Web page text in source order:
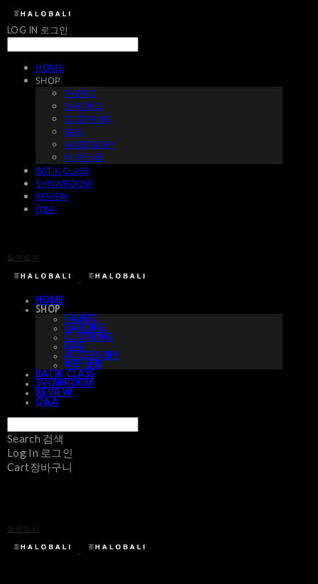
LOG IN 로그인
HOME
SHOP
FABRIC
SARONG
CLOTHING
BAG
ACCESSORY
예약 상품
BATIK CLASS
SHOWROOM
REVIEW
Q&A
할로발리
HOME
SHOP
FABRIC
SARONG
CLOTHING
BAG
ACCESSORY
예약 상품
BATIK CLASS
SHOWROOM
REVIEW
Q&A
Search 검색
Log In 로그인
Cart장바구니
할로발리